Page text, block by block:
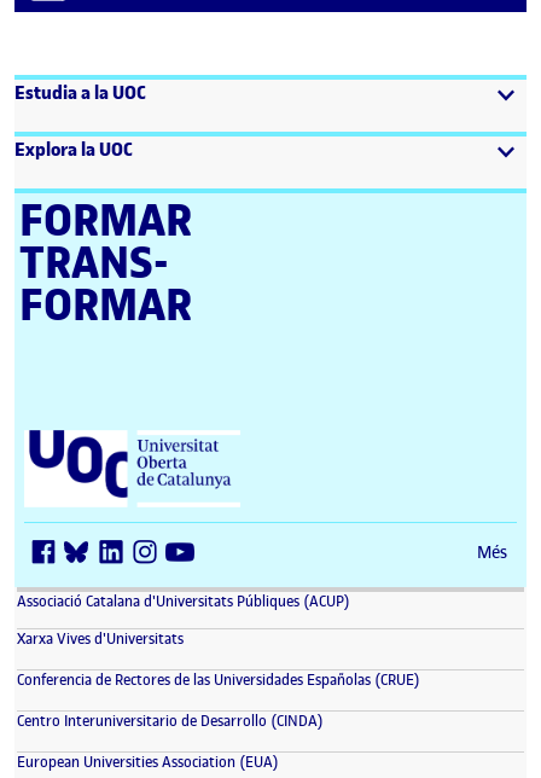
Estudia a la UOC
Explora la UOC
FORMAR
TRANS­
FORMAR
Universitat Oberta de Catalunya (UOC)
Més
Associació Catalana d'Universitats Públiques (ACUP)
Xarxa Vives d'Universitats(s'obre en una finestra nova)
Conferencia de Rectores de las Universidades Españolas (CRUE)
Centro Interuniversitario de Desarrollo (CINDA)
European Universities Association (EUA)